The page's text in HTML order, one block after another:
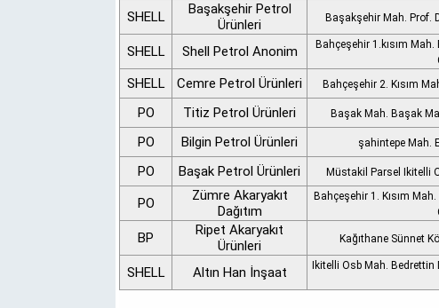
SHELL
Başakşehir Petrol
Ürünleri
Başakşehir Mah. Prof.
SHELL Shell Petrol Anonim
Bahçeşehir 1.kısım
SHELL
Cemre Petrol Ürünleri Bahçeşehir 2. Kısım
PO
Titiz Petrol Ürünleri Başak Mah. Başak
PO
Bilgin Petrol Ürünleri şahintepe Mah.
PO
Başak Petrol Ürünleri Müstakil Parsel Ikitelli
PO
Zümre Akaryakıt
Dağıtım
Bahçeşehir 1. Kısım
BP
Ripet Akaryakıt
Ürünleri
Kağıthane Sünnet
SHELL Altın Han İnşaat
Ikitelli Osb Mah. Bedrettin